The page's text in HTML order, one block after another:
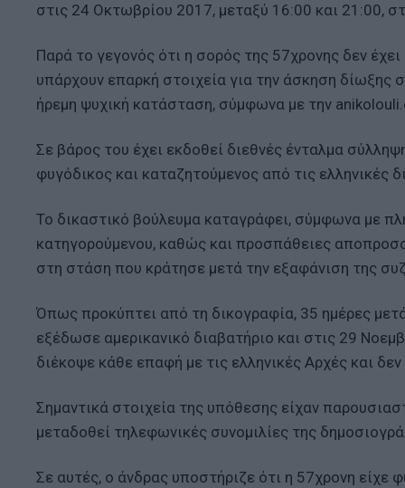
στις 24 Οκτωβρίου 2017, μεταξύ 16:00 και 21:00,
Παρά το γεγονός ότι η σορός της 57χρονης δεν έχει
υπάρχουν επαρκή στοιχεία για την άσκηση
ήρεμη ψυχική κατάσταση, σύμφωνα με την
Σε βάρος του έχει εκδοθεί διεθνές ένταλμα
φυγόδικος και καταζητούμενος από τις ελληνικές
Το δικαστικό βούλευμα καταγράφει, σύμφωνα με
κατηγορούμενου, καθώς και προσπάθειες
στη στάση που κράτησε μετά την εξαφάνιση της
Όπως προκύπτει από τη δικογραφία, 35 ημέρες
εξέδωσε αμερικανικό διαβατήριο και στις 29
διέκοψε κάθε επαφή με τις ελληνικές Αρχές και
Σημαντικά στοιχεία της υπόθεσης είχαν
μεταδοθεί τηλεφωνικές συνομιλίες της
Σε αυτές, ο άνδρας υποστήριζε ότι η 57χρονη είχε